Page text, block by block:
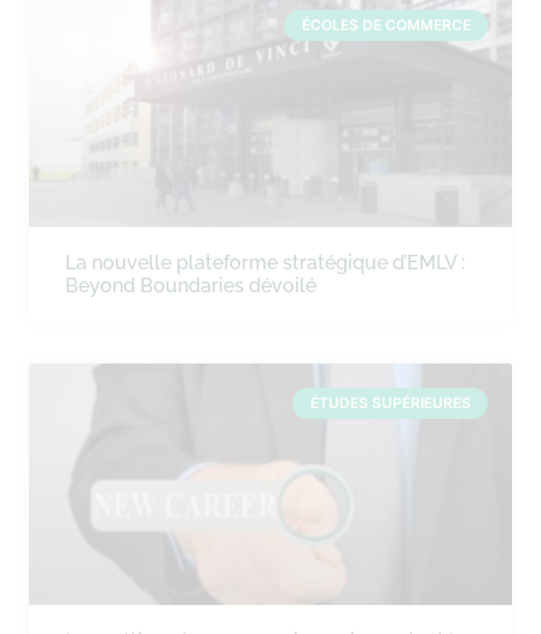
ÉCOLES DE COMMERCE
La nouvelle plateforme stratégique d’EMLV :
Beyond Boundaries dévoilé
ÉTUDES SUPÉRIEURES